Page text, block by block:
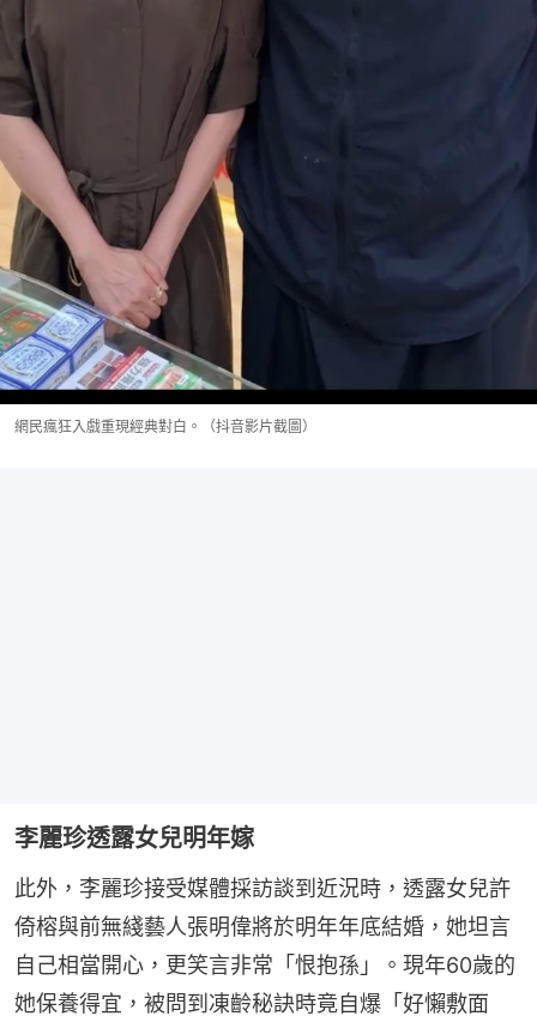
網民瘋狂入戲重現經典對白。（抖音影片截圖）
李麗珍透露女兒明年嫁
此外，李麗珍接受媒體採訪談到近況時，透露女兒許
倚榕與前無綫藝人張明偉將於明年年底結婚，她坦言
自己相當開心，更笑言非常「恨抱孫」。現年60歲的
她保養得宜，被問到凍齡秘訣時竟自爆「好懶敷面